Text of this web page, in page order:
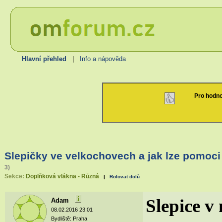
Hlavní přehled Info a nápověda
Pro
Slepičky ve velkochovech a jak lze pomoci
3)
Sekce: Doplňková vlákna - Různá |Rolovat dolů
Adam
08.02.2016 23:01
Bydliště: Praha
Slepice v